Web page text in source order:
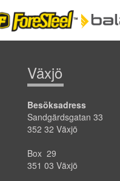
Växjö
Besöksadress
Sandgärdsgatan 33
352 32 Växjö
Box 29
351 03 Växjö